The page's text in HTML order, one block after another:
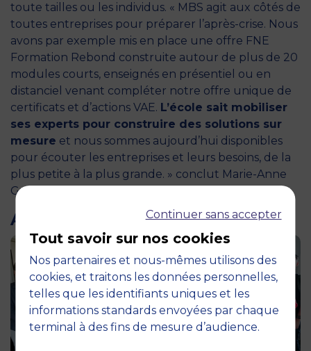
toute tailles ou les individus. « MBS agit aux côtés de
toutes entreprises pour préparer l’après-crise. Nous
avons par exemple mis en place une offre FNE
Formation Rebond construite autour de plus de 20
modules courts, enseignés en présentiel ou en
distanciel venant compléter notre offre unique de
certificats et d’actions VAE. L’école sait mobiliser
ses experts pour construire des solutions sur
mesure et nous sommes aujourd’hui disponibles
pour écouter les entreprises et leurs besoins, de la
plus petite à la plus grande. » conclut Marie-Anne
Grondein, Directrice Commerciale Entreprises.
ARTICLES LIÉS Continuer sans accepter
Tout savoir sur nos cookies
Nos partenaires et nous-mêmes utilisons des
cookies, et traitons les données personnelles,
telles que les identifiants uniques et les
informations standards envoyées par chaque
terminal à des fins de mesure d’audience.